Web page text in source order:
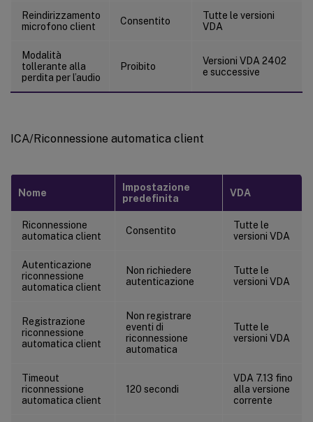
Reindirizzamento
microfono client
Consentito
Tutte le versioni
VDA
Modalità
tollerante alla
perdita per l’audio
Proibito
Versioni VDA 2402
e successive
ICA/Riconnessione automatica client
Nome
Impostazione
predefinita
VDA
Riconnessione
automatica client
Consentito
Tutte le
versioni VDA
Autenticazione
riconnessione
automatica client
Non richiedere
autenticazione
Tutte le
versioni VDA
Registrazione
riconnessione
automatica client
Non registrare
eventi di
riconnessione
automatica
Tutte le
versioni VDA
Timeout
riconnessione
automatica client
120 secondi
VDA 7.13 fino
alla versione
corrente